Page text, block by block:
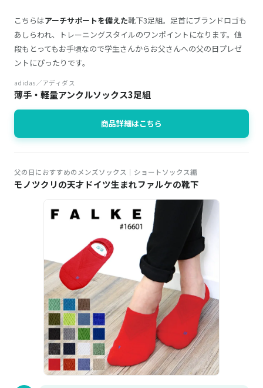
こちらはアーチサポートを備えた靴下3足組。足首にブランドロゴも
あしらわれ、トレーニングスタイルのワンポイントになります。値
段もとってもお手頃なので学生さんからお父さんへの父の日プレゼ
ントにぴったりです。
adidas／アディダス
薄手・軽量アンクルソックス3足組
商品詳細はこちら
父の日におすすめのメンズソックス│ショートソックス編
モノツクリの天才ドイツ生まれファルケの靴下